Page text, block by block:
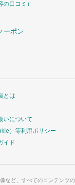
の口コミ）
ーポン
とは
いについて
）等利用ポリシー
イド
など、すべてのコンテンツ